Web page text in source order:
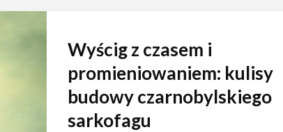
Wyścig z czasem i
promieniowaniem: kulisy
budowy czarnobylskiego
sarkofagu